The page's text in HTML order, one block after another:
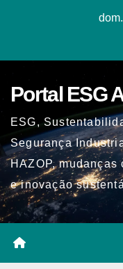
Portal ESG
ESG,
Segurança
HAZOP,
e inovação